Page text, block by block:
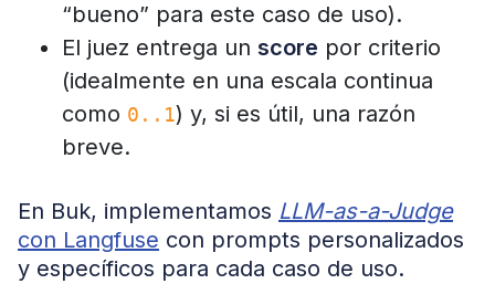
“bueno” para este caso de uso).
El juez entrega un score por criterio
(idealmente en una escala continua
como 0..1) y, si es útil, una razón
breve.
En Buk, implementamos LLM-as-a-Judge
con Langfuse con prompts personalizados
y específicos para cada caso de uso.